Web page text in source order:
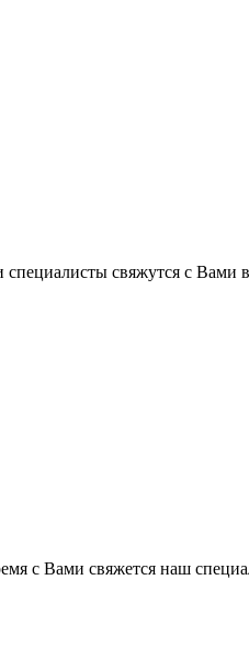
свяжутся с Вами
с Вами свяжется наш